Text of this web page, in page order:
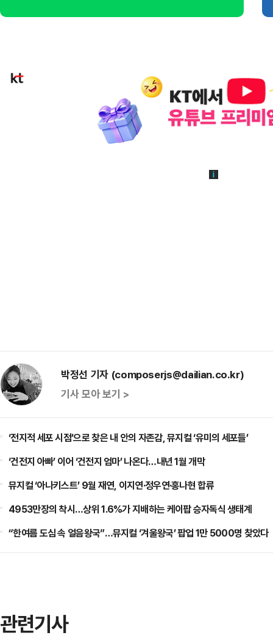
박정선 기자 (composerjs@dailian.co.kr)
기사 모아 보기 >
‘전지적 세포 시점’으로 찾은 내 안의 자존감, 뮤지컬 ‘유미의 세포들’
‘건전지 아빠’ 이어 ‘건전지 엄마’ 나온다…내년 1월 개막
뮤지컬 ‘아나키스트’ 9월 재연, 이지연·정우연·홍나현 합류
4953만장의 착시…상위 1.6%가 지배하는 케이팝 승자독식 생태계
“한여름 도심 속 얼음왕국”…뮤지컬 ‘겨울왕국’ 팝업 1만 5000명 찾았다
관련기사